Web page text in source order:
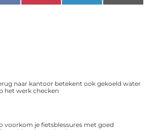
naar kantoor betekent ook gekoeld water
het werk checken
voorkom je fietsblessures met goed